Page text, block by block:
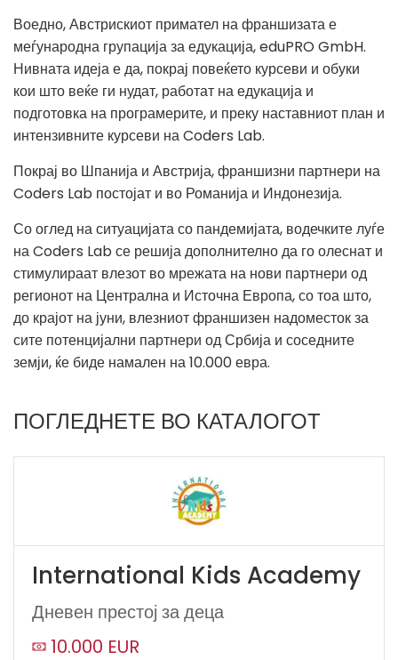
Воедно, Австрискиот примател на франшизата е
меѓународна групација за едукација, eduPRO GmbH.
Нивната идеја е да, покрај повеќето курсеви и обуки
кои што веќе ги нудат, работат на едукација и
подготовка на програмерите, и преку наставниот план и
интензивните курсеви на Coders Lab.
Покрај во Шпанија и Австрија, франшизни партнери на
Coders Lab постојат и во Романија и Индонезија.
Со оглед на ситуацијата со пандемијата, водечките луѓе
на Coders Lab се решија дополнително да го олеснат и
стимулираат влезот во мрежата на нови партнери од
регионот на Централна и Источна Европа, со тоа што,
до крајот на јуни, влезниот франшизен надоместок за
сите потенцијални партнери од Србија и соседните
земји, ќе биде намален на 10.000 евра.
ПОГЛЕДНЕТЕ ВО КАТАЛОГОТ
International Kids Academy
Дневен престој за деца
10.000 EUR